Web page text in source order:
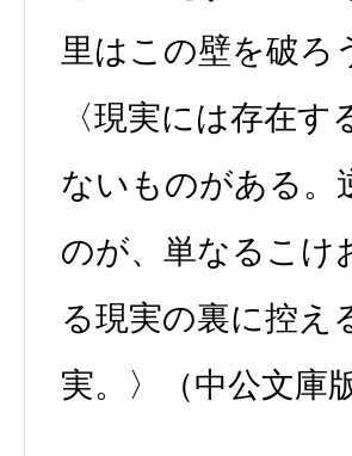
里はこの壁を破ろ
〈現実には存在
ないものがある。
のが、単なるこけ
る現実の裏に控え
実。〉（中公文庫